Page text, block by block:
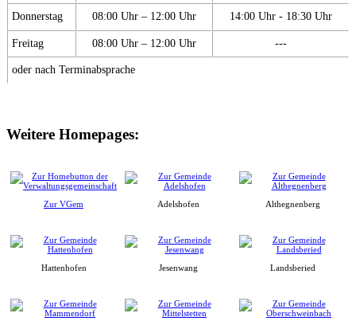
Donnerstag 08:00 Uhr – 12:00 Uhr 14:00 Uhr - 18:30 Uhr
Freitag 08:00 Uhr – 12:00 Uhr ---
oder nach Terminabsprache
Weitere Homepages:
Zur VGem Adelshofen Althegnenberg
Hattenhofen Jesenwang Landsberied